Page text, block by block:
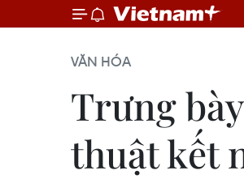
VĂN HÓA
Trưng
thuật kết